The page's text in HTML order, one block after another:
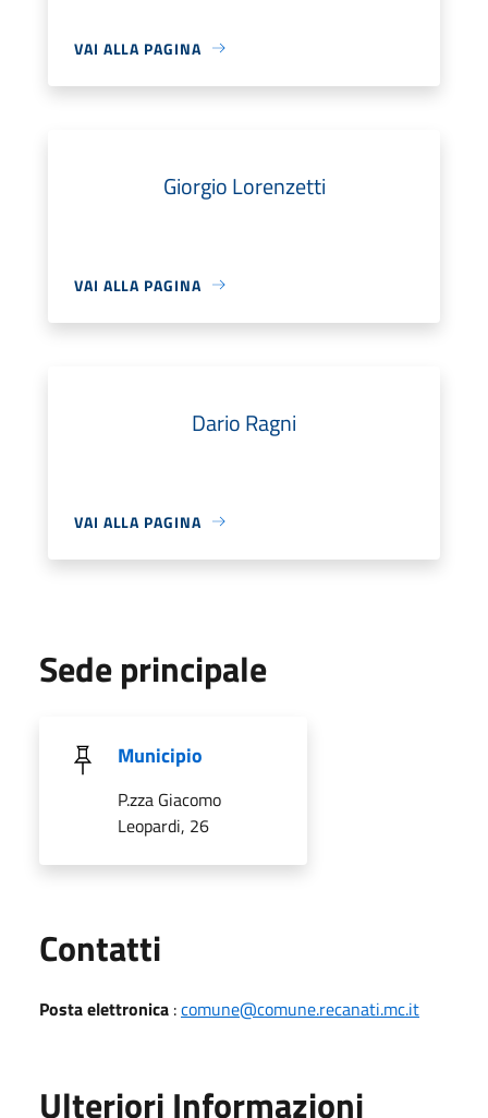
VAI ALLA PAGINA
Giorgio Lorenzetti
VAI ALLA PAGINA
Dario Ragni
VAI ALLA PAGINA
Sede principale
Municipio
P.zza Giacomo
Leopardi, 26
Contatti
Posta elettronica :comune@comune.recanati.mc.it
Ulteriori Informazioni